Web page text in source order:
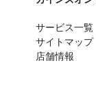
サービス一覧
サイトマップ
店舗情報